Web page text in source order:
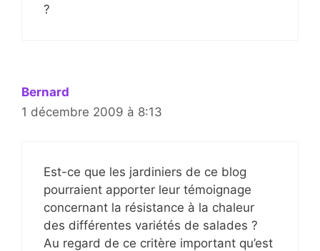
?
Bernard
1 décembre 2009 à 8:13
Est-ce que les jardiniers de ce blog
pourraient apporter leur témoignage
concernant la résistance à la chaleur
des différentes variétés de salades ?
Au regard de ce critère important qu’est